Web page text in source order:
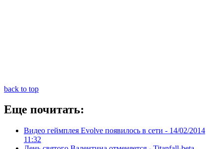
back to top
Еще почитать:
Видео геймплея Evolve появилось в сети - 14/02/2014
11:32